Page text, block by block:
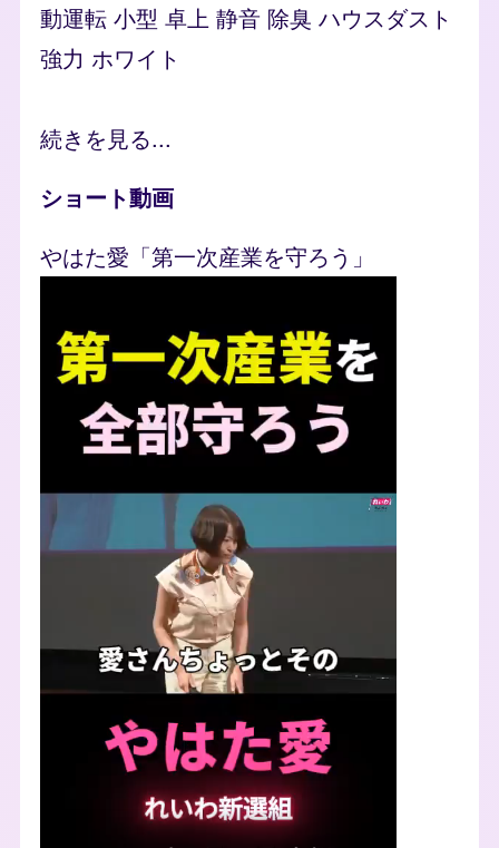
動運転 小型 卓上 静音 除臭 ハウスダスト
強力 ホワイト
続きを見る...
ショート動画
やはた愛「第一次産業を守ろう」